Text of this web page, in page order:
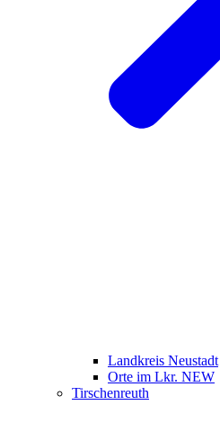
Landkreis Neustadt
Orte im Lkr. NEW
Tirschenreuth